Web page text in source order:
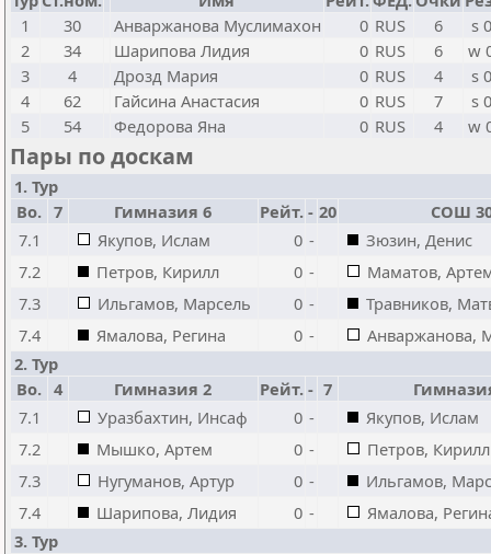
1
30 Анваржанова Муслимахон 0 RUS 6
s 0
2
34 Шарипова Лидия 0 RUS 6
w
3
4 Дрозд Мария 0 RUS 4
s 0
4
62 Гайсина Анастасия 0 RUS 7
s 0
5
54 Федорова Яна 0 RUS 4 w
Пары по доскам
1. Тур
Bo. 7 Гимназия 6 Рейт. - 20
СОШ
7.1
Якупов, Ислам 0 -
Зюзин, Денис
7.2
Петров, Кирилл 0 -
Маматов,
7.3
Ильгамов, Марсель 0 -
Травников,
7.4
Ямалова, Регина 0 -
Анваржанова,
2. Тур
Bo. 4 Гимназия 2 Рейт. - 7
7.1
Уразбахтин, Инсаф 0 -
Якупов, Ислам
7.2
Мышко, Артем 0 -
Петров, Кирилл
7.3
Нугуманов, Артур 0 -
Ильгамов,
7.4
Шарипова, Лидия 0 -
Ямалова,
3. Тур